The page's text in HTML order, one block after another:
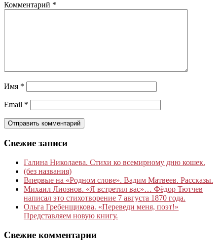
Комментарий *
Имя *
Email *
Свежие записи
Галина Николаева. Стихи ко всемирному дню кошек.
(без названия)
Впервые на «Родном слове». Вадим Матвеев. Рассказы.
Михаил Лиознов. «Я встретил вас»… Фёдор Тютчев
написал это стихотворение 7 августа 1870 года.
Ольга Гребенщикова. «Переведи меня, поэт!»
Представляем новую книгу.
Свежие комментарии